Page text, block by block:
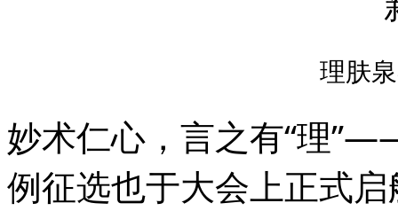
理肤
妙术仁心，言之有“理
例征选也于大会上正式